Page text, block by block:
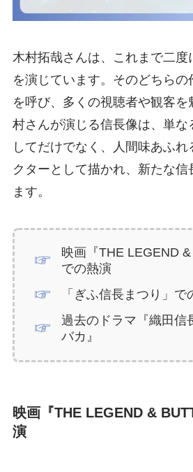
木村拓哉さんは、これまで二度
を演じています。そのどちらの
を呼び、多くの視聴者や観客を
村さんが演じる信長像は、単な
してだけでなく、人間味あふれ
クターとして描かれ、新たな信
ます。
映画『THE LEGEND &
での熱演
「ぎふ信長まつり」
過去のドラマ『織田信
バカ』
映画『THE LEGEND &
演